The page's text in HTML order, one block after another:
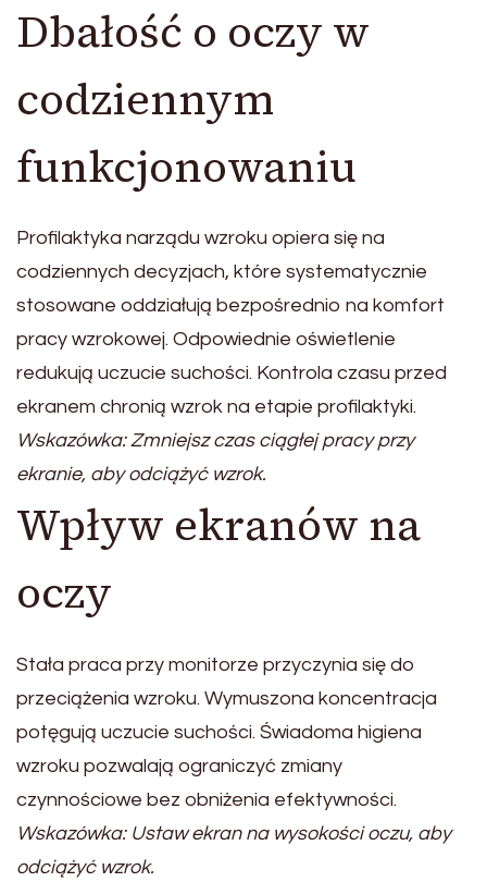
Dbałość o oczy w
codziennym
funkcjonowaniu
Profilaktyka narządu wzroku opiera się na
codziennych decyzjach, które systematycznie
stosowane oddziałują bezpośrednio na komfort
pracy wzrokowej. Odpowiednie oświetlenie
redukują uczucie suchości. Kontrola czasu przed
ekranem chronią wzrok na etapie profilaktyki.
Wskazówka: Zmniejsz czas ciągłej pracy przy
ekranie, aby odciążyć wzrok.
Wpływ ekranów na
oczy
Stała praca przy monitorze przyczynia się do
przeciążenia wzroku. Wymuszona koncentracja
potęgują uczucie suchości. Świadoma higiena
wzroku pozwalają ograniczyć zmiany
czynnościowe bez obniżenia efektywności.
Wskazówka: Ustaw ekran na wysokości oczu, aby
odciążyć wzrok.